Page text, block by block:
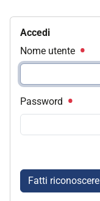
Accedi
Nome utente
Password
Fatti riconoscere